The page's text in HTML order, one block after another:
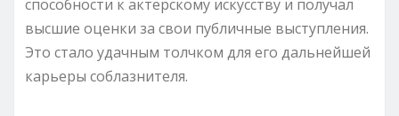
способности к актерскому искусству и получал
высшие оценки за свои публичные выступления.
Это стало удачным толчком для его дальнейшей
карьеры соблазнителя.